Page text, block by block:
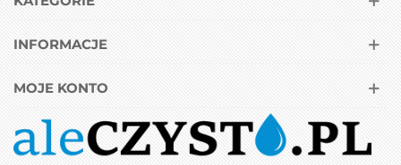
INFORMACJE
MOJE KONTO